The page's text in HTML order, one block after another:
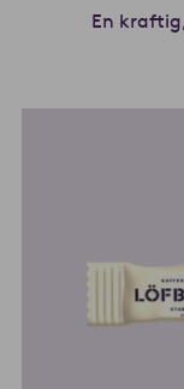
En